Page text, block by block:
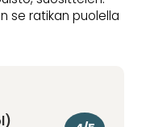
se ratikan puolella